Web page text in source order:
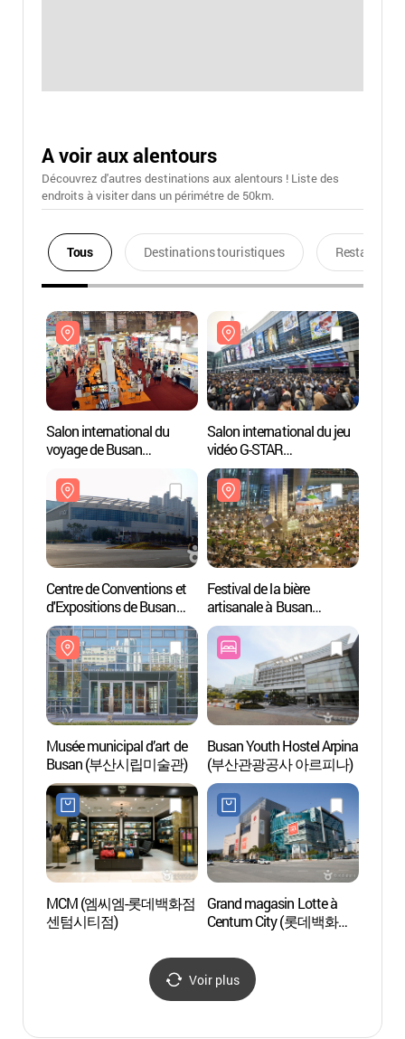
A voir aux alentours
Découvrez d'autres destinations aux alentours ! Liste des
endroits à visiter dans un périmétre de 50km.
Tous Destinations touristiques Restaurants
Salon international du
voyage de Busan
Salon international du jeu
vidéo G-STAR
(국제게임전시회 지스타)
Centre de Conventions et
d'Expositions de Busan
(BEXCO) (벡스코)
Festival de la bière
artisanale à Busan
(부산수제맥주페스티벌)
Musée municipal d’art de
Busan (부산시립미술관)
Busan Youth Hostel Arpina
(부산관광공사 아르피나)
MCM (엠씨엠-롯데백화점
센텀시티점)
Grand magasin Lotte à
Centum City (롯데백화점-
Voir plus